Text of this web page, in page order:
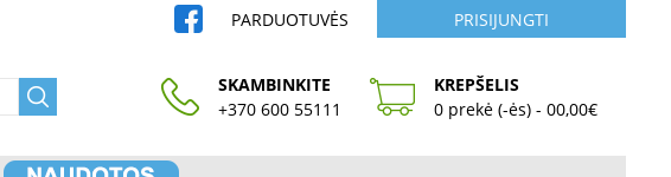
PARDUOTUVĖS PRISIJUNGTI
SKAMBINKITE
+370 600 55111
KREPŠELIS
0 prekė (-ės) - 00,00€